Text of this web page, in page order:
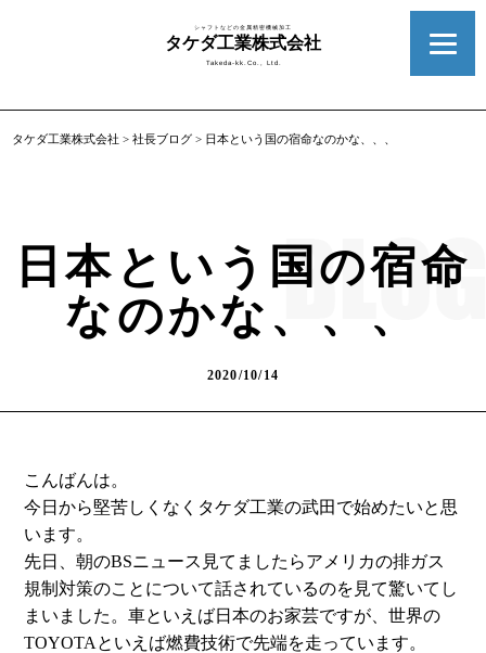
シャフトなどの金属精密機械加工
タケダ工業株式会社
Takeda-kk.Co., Ltd.
タケダ工業株式会社 >社長ブログ > 日本という国の宿命なのかな、、、
日本という国の宿命
なのかな、、、
2020/10/14
こんばんは。
今日から堅苦しくなくタケダ工業の武田で始めたいと思
います。
先日、朝のBSニュース見てましたらアメリカの排ガス
規制対策のことについて話されているのを見て驚いてし
まいました。車といえば日本のお家芸ですが、世界の
TOYOTAといえば燃費技術で先端を走っています。